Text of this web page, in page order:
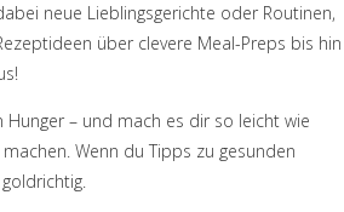
neue Lieblingsgerichte oder Routinen,
über clevere Meal-Preps bis hin
– und mach es dir so leicht wie
Wenn du Tipps zu gesunden